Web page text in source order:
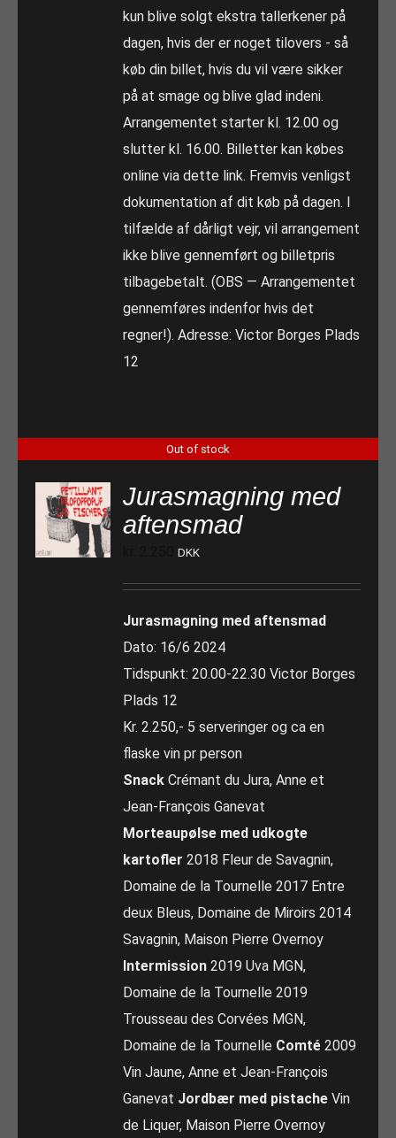
kun blive solgt ekstra tallerkener på
dagen, hvis der er noget tilovers - så
køb din billet, hvis du vil være sikker
på at smage og blive glad indeni.
Arrangementet starter kl. 12.00 og
slutter kl. 16.00. Billetter kan købes
online via dette link. Fremvis venligst
dokumentation af dit køb på dagen. I
tilfælde af dårligt vejr, vil arrangement
ikke blive gennemført og billetpris
tilbagebetalt. (OBS — Arrangementet
gennemføres indenfor hvis det
regner!). Adresse: Victor Borges Plads
12
Out of stock
Jurasmagning med
aftensmad
DKK
Jurasmagning med aftensmad
Dato: 16/6 2024
Tidspunkt: 20.00-22.30 Victor Borges
Plads 12
Kr. 2.250,- 5 serveringer og ca en
flaske vin pr person
SnackCrémant du Jura, Anne et
Jean-François Ganevat
Morteaupølse med udkogte
kartofler 2018 Fleur de Savagnin,
Domaine de la Tournelle 2017 Entre
deux Bleus, Domaine de Miroirs 2014
Savagnin, Maison Pierre Overnoy
Intermission 2019 Uva MGN,
Domaine de la Tournelle 2019
Trousseau des Corvées MGN,
Domaine de la Tournelle Comté 2009
Vin Jaune, Anne et Jean-François
Ganevat Jordbær med pistache Vin
de Liquer, Maison Pierre Overnoy